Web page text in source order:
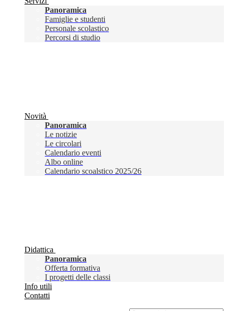
Panoramica
Famiglie e studenti
Personale scolastico
Percorsi di studio
Novità
Panoramica
Le notizie
Le circolari
Calendario eventi
Albo online
Calendario scoalstico 2025/26
Didattica
Panoramica
Offerta formativa
I progetti delle classi
Info utili
Contatti